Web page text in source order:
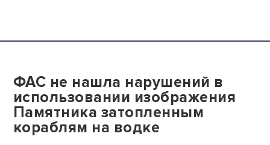
ФАС не нашла нарушений в
использовании изображения
Памятника затопленным
кораблям на водке